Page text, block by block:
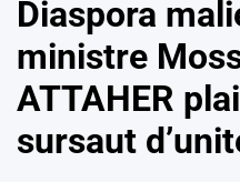
Diaspora
ministre
ATTAHER
sursaut